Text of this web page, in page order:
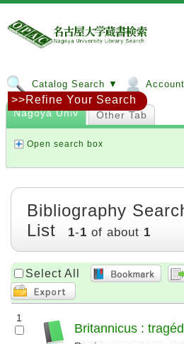
Catalog Search ▼
Nagoya Univ Other Tab
Open search box
>>Refine Your Search
Bibliography
List
1-1 of about 1
Select All
1
Britannicus :